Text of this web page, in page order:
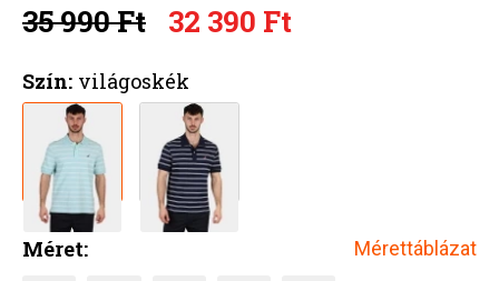
35 990 Ft 32 390 Ft
Szín: világoskék
Méret: Mérettáblázat